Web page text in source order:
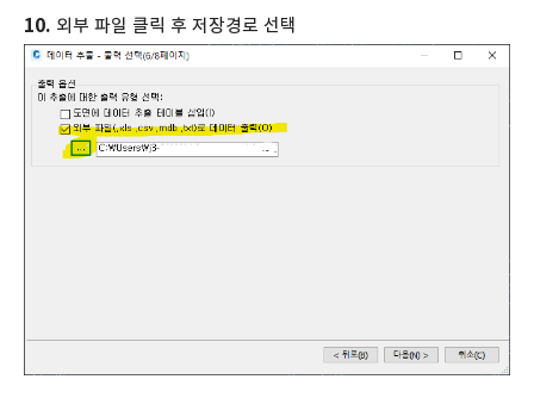
10. 외부 파일 클릭 후 저장경로 선택